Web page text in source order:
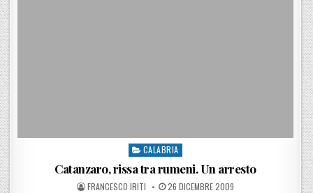
Posted in
CALABRIA
Catanzaro, rissa tra rumeni. Un arresto
POSTED BY
FRANCESCO IRITI POSTED ON
26 DICEMBRE 2009